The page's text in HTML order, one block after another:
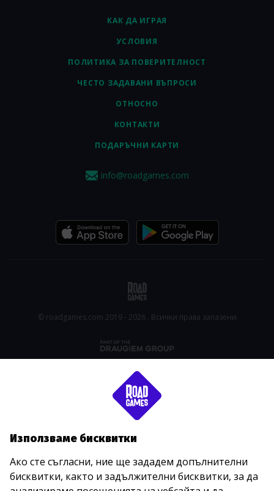
КАК ДА ИГРАЯ
УСЛОВИЯ
ПОЛИТИКА ЗА ПОВЕРИТЕЛНОСТ
ЧЕСТО ЗАДАВАНИ ВЪПРОСИ
ОТНОСНО
КОНТАКТИ
ПОДАРЪЧНИ КАРТИ
info@roadgames.com
© roadgames.com 2019 - 2026 . Всички права запазени
Използваме бисквитки
Ако сте съгласни, ние ще зададем допълнителни
бисквитки, както и задължителни бисквитки, за да